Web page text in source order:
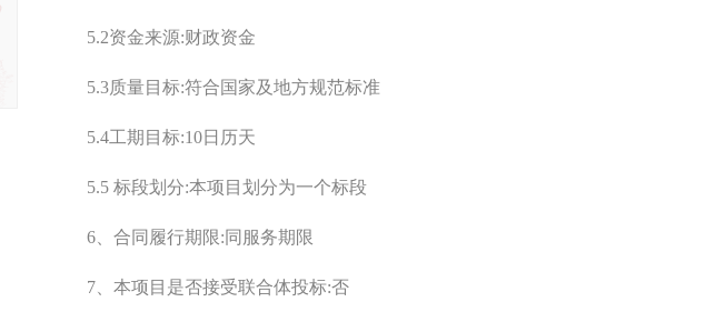
5.2资金来源:财政资金
5.3质量目标:符合国家及地方规范标准
5.4工期目标:10日历天
5.5 标段划分:本项目划分为一个标段
6、合同履行期限:同服务期限
7、本项目是否接受联合体投标:否